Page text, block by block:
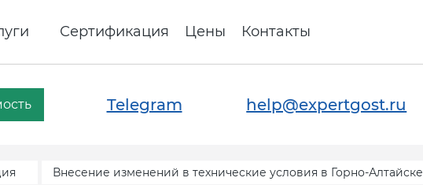
Сертификация Цены Контакты
Telegram help@expertgost.ru
Внесение изменений в технические условия в Горно-Алтайске